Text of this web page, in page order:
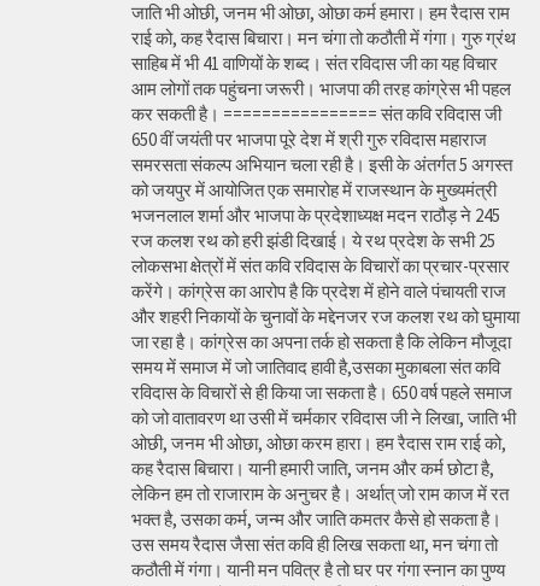
जाति भी ओछी, जनम भी ओछा, ओछा कर्म हमारा। हम रैदास राम
राई को, कह रैदास बिचारा। मन चंगा तो कठौती में गंगा। गुरु ग्रंथ
साहिब में भी 41 वाणियों के शब्द। संत रविदास जी का यह विचार
आम लोगों तक पहुंचना जरूरी। भाजपा की तरह कांग्रेस भी पहल
कर सकती है। ================ संत कवि रविदास जी
650 वीं जयंती पर भाजपा पूरे देश में श्री गुरु रविदास महाराज
समरसता संकल्प अभियान चला रही है। इसी के अंतर्गत 5 अगस्त
को जयपुर में आयोजित एक समारोह में राजस्थान के मुख्यमंत्री
भजनलाल शर्मा और भाजपा के प्रदेशाध्यक्ष मदन राठौड़ ने 245
रज कलश रथ को हरी झंडी दिखाई। ये रथ प्रदेश के सभी 25
लोकसभा क्षेत्रों में संत कवि रविदास के विचारों का प्रचार-प्रसार
करेंगे। कांग्रेस का आरोप है कि प्रदेश में होने वाले पंचायती राज
और शहरी निकायों के चुनावों के मद्देनजर रज कलश रथ को घुमाया
जा रहा है। कांग्रेस का अपना तर्क हो सकता है कि लेकिन मौजूदा
समय में समाज में जो जातिवाद हावी है,उसका मुकाबला संत कवि
रविदास के विचारों से ही किया जा सकता है। 650 वर्ष पहले समाज
को जो वातावरण था उसी में चर्मकार रविदास जी ने लिखा, जाति भी
ओछी, जनम भी ओछा, ओछा करम हारा। हम रैदास राम राई को,
कह रैदास बिचारा। यानी हमारी जाति, जनम और कर्म छोटा है,
लेकिन हम तो राजाराम के अनुचर है। अर्थात् जो राम काज में रत
भक्त है, उसका कर्म, जन्म और जाति कमतर कैसे हो सकता है।
उस समय रैदास जैसा संत कवि ही लिख सकता था, मन चंगा तो
कठौती में गंगा। यानी मन पवित्र है तो घर पर गंगा स्नान का पुण्य